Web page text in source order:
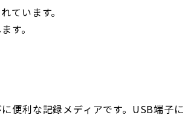
ています。
す。
便利な記録メディアです。USB端子に